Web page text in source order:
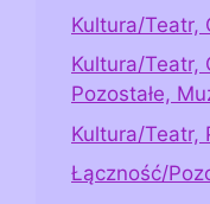
Kultura/Teatr,
Kultura/Teatr,
Pozostałe,
Kultura/Teatr,
Łączność/